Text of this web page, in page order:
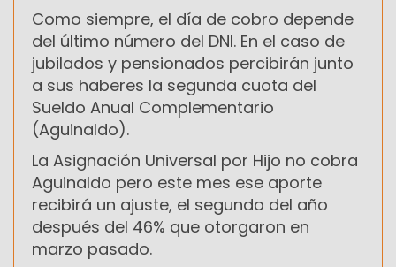
Como siempre, el día de cobro depende
del último número del DNI. En el caso de
jubilados y pensionados percibirán junto
a sus haberes la segunda cuota del
Sueldo Anual Complementario
(Aguinaldo).
La Asignación Universal por Hijo no cobra
Aguinaldo pero este mes ese aporte
recibirá un ajuste, el segundo del año
después del 46% que otorgaron en
marzo pasado.